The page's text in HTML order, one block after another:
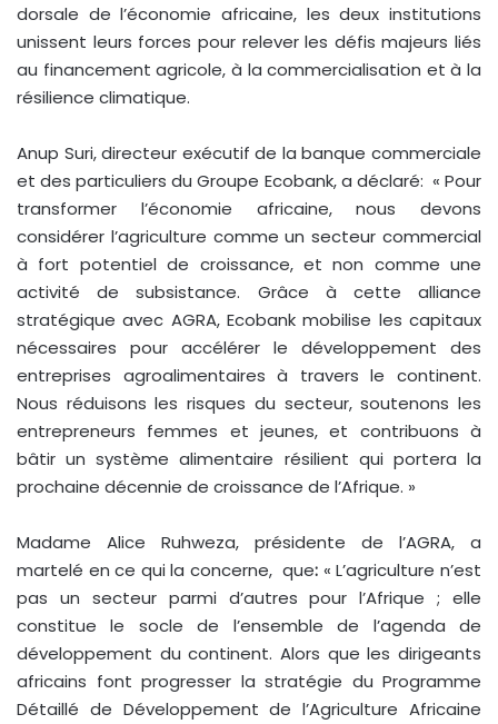
dorsale de l’économie africaine, les deux institutions
unissent leurs forces pour relever les défis majeurs liés
au financement agricole, à la commercialisation et à la
résilience climatique.
Anup Suri, directeur exécutif de la banque commerciale
et des particuliers du Groupe Ecobank, a déclaré: « Pour
transformer l’économie africaine, nous devons
considérer l’agriculture comme un secteur commercial
à fort potentiel de croissance, et non comme une
activité de subsistance. Grâce à cette alliance
stratégique avec AGRA, Ecobank mobilise les capitaux
nécessaires pour accélérer le développement des
entreprises agroalimentaires à travers le continent.
Nous réduisons les risques du secteur, soutenons les
entrepreneurs femmes et jeunes, et contribuons à
bâtir un système alimentaire résilient qui portera la
prochaine décennie de croissance de l’Afrique. »
Madame Alice Ruhweza, présidente de l’AGRA, a
martelé en ce qui la concerne, que: « L’agriculture n’est
pas un secteur parmi d’autres pour l’Afrique ; elle
constitue le socle de l’ensemble de l’agenda de
développement du continent. Alors que les dirigeants
africains font progresser la stratégie du Programme
Détaillé de Développement de l’Agriculture Africaine